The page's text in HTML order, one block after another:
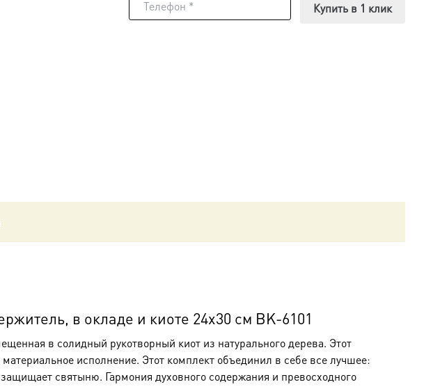
Купить в 1 клик
в окладе и киоте 24х30 см BK-6101
в солидный рукотворный киот из натурального дерева. Этот
исполнение. Этот комплект объединил в себе все лучшее:
святыню. Гармония духовного содержания и превосходного